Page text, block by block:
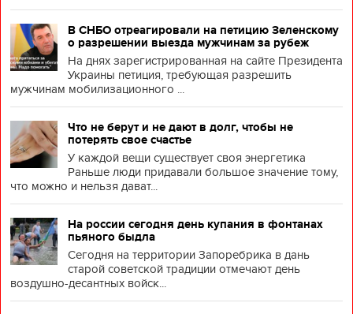
В СНБО отреагировали на петицию Зеленскому
о разрешении выезда мужчинам за рубеж
На днях зарегистрированная на сайте Президента
Украины петиция, требующая разрешить
мужчинам мобилизационного ...
Что не берут и не дают в долг, чтобы не
потерять свое счастье
У каждой вещи существует своя энергетика
Раньше люди придавали большое значение тому,
что можно и нельзя дават...
На россии сегодня день купания в фонтанах
пьяного быдла
Сегодня на территории Запоребрика в дань
старой советской традиции отмечают день
воздушно-десантных войск...